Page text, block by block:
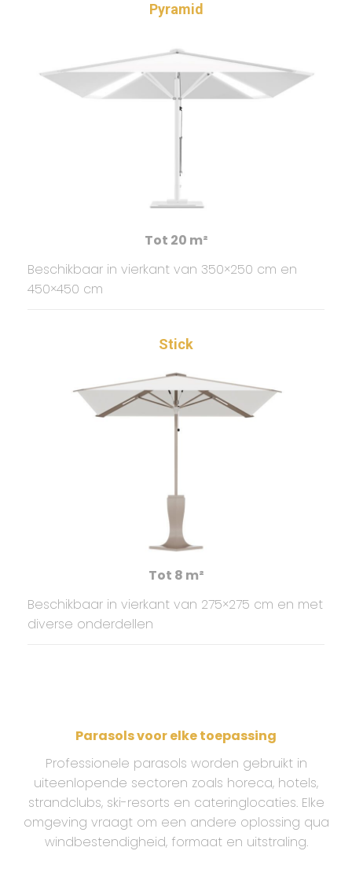
Pyramid
Tot 20 m²
Beschikbaar in vierkant van 350×250 cm en
450×450 cm
Stick
Tot 8 m²
Beschikbaar in vierkant van 275×275 cm en met
diverse onderdellen
Parasols voor elke toepassing
Professionele parasols worden gebruikt in
uiteenlopende sectoren zoals horeca, hotels,
strandclubs, ski-resorts en cateringlocaties. Elke
omgeving vraagt om een andere oplossing qua
windbestendigheid, formaat en uitstraling.